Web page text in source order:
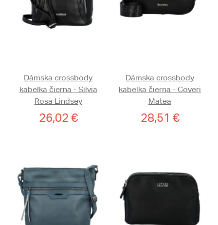
Dámska crossbody
kabelka čierna - Silvia
Rosa Lindsey
26,02 €
Dámska crossbody
kabelka čierna - Coveri
Matea
28,51 €